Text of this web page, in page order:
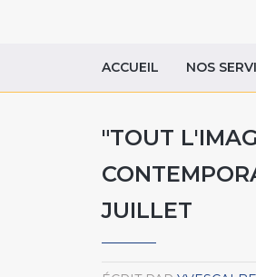
ACCUEIL NOS
"TOUT
JUILLET